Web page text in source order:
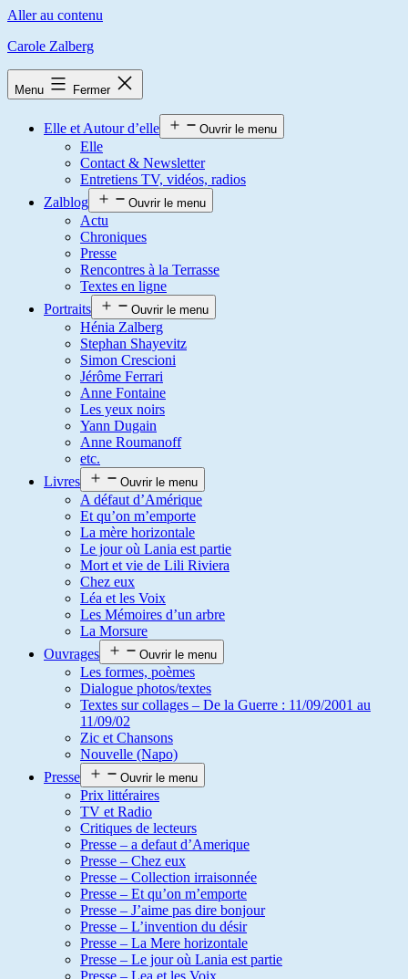
Aller au contenu
Carole Zalberg
Menu Fermer
Elle et Autour d’elle Ouvrir le menu
Elle
Contact & Newsletter
Entretiens TV, vidéos, radios
Zalblog
Ouvrir le menu
Actu
Chroniques
Presse
Rencontres à la Terrasse
Textes en ligne
Portraits
Ouvrir le menu
Hénia Zalberg
Stephan Shayevitz
Simon Crescioni
Jérôme Ferrari
Anne Fontaine
Les yeux noirs
Yann Dugain
Anne Roumanoff
etc.
Livres
Ouvrir le menu
A défaut d’Amérique
Et qu’on m’emporte
La mère horizontale
Le jour où Lania est partie
Mort et vie de Lili Riviera
Chez eux
Léa et les Voix
Les Mémoires d’un arbre
La Morsure
Ouvrages
Ouvrir le menu
Les formes, poèmes
Dialogue photos/textes
Textes sur collages – De la Guerre : 11/09/2001 au
11/09/02
Zic et Chansons
Nouvelle (Napo)
Presse
Ouvrir le menu
Prix littéraires
TV et Radio
Critiques de lecteurs
Presse – a defaut d’Amerique
Presse – Chez eux
Presse – Collection irraisonnée
Presse – Et qu’on m’emporte
Presse – J’aime pas dire bonjour
Presse – L’invention du désir
Presse – La Mere horizontale
Presse – Le jour où Lania est partie
Presse – Lea et les Voix